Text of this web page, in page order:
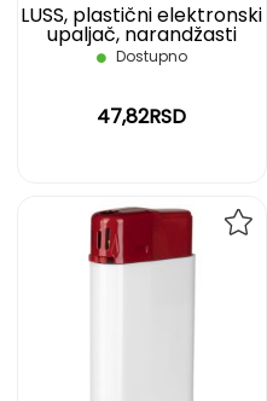
LUSS, plastični elektronski
upaljač, narandžasti
Dostupno
47,82RSD